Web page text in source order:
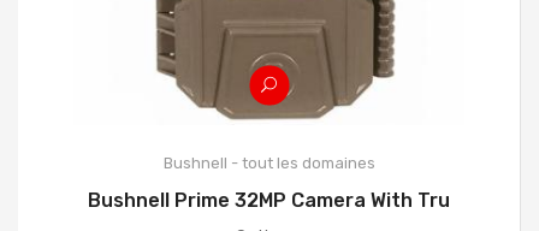
Bushnell - tout les domaines
Bushnell Prime 32MP Camera With Tru